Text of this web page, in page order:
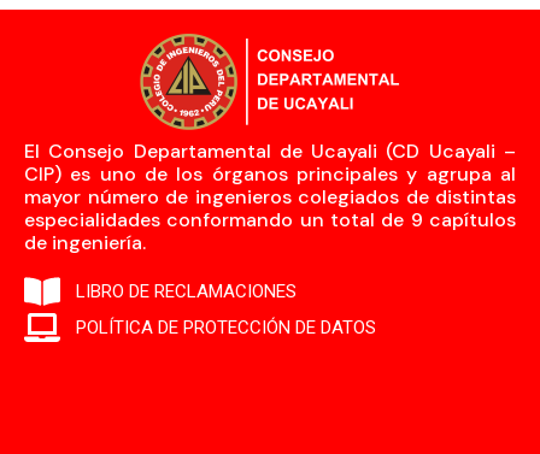
El Consejo Departamental de Ucayali (CD Ucayali –
CIP) es uno de los órganos principales y agrupa al
mayor número de ingenieros colegiados de distintas
especialidades conformando un total de 9 capítulos
de ingeniería.
LIBRO DE RECLAMACIONES
POLÍTICA DE PROTECCIÓN DE DATOS